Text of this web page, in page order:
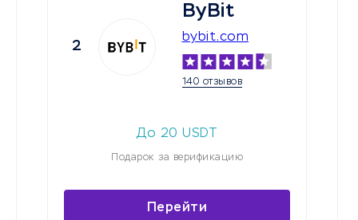
2
ByBit
bybit.com
140 отзывов
До 20 USDT
Подарок за верификацию
Перейти